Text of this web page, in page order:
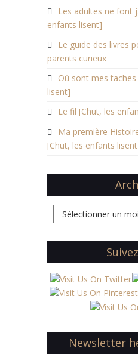
Les adultes ne font
enfants lisent]
Le guide des livres
parents curieux
Où sont mes
lisent]
Le fil [Chut, les
Ma première
[Chut, les enfants
Archives
Newsletter